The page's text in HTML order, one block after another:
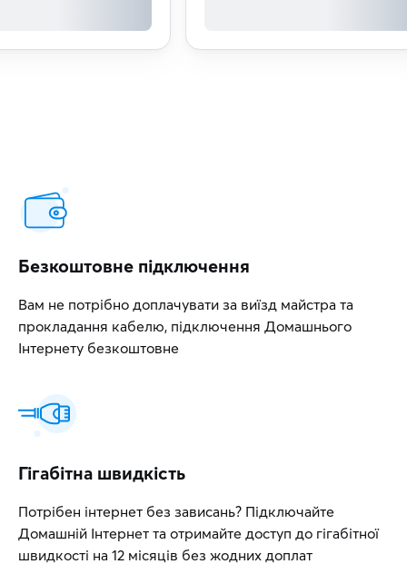
Безкоштовне підключення
Вам не потрібно доплачувати за виїзд майстра та
прокладання кабелю, підключення Домашнього
Інтернету безкоштовне
Гігабітна швидкість
Потрібен інтернет без зависань? Підключайте
Домашній Інтернет та отримайте доступ до гігабітної
швидкості на 12 місяців без жодних доплат